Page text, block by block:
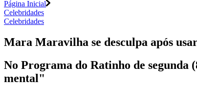
Página Inicial
Celebridades
Celebridades
Mara Maravilha se desculpa após
No Programa do Ratinho de
mental"